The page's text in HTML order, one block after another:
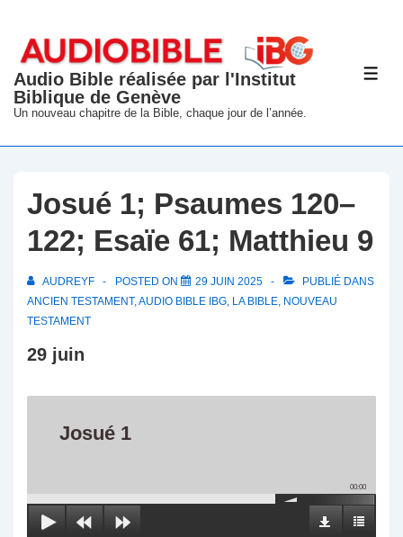
passer
contenu
principal
Audio Bible réalisée par l'Institut
Biblique de Genève
Un nouveau chapitre de la Bible, chaque jour de l’année.
Josué 1; Psaumes 120–
122; Esaïe 61; Matthieu 9
AUDREYF POSTED ON 29 JUIN 2025
PUBLIÉ DANS
ANCIEN TESTAMENT,AUDIO BIBLE IBG, LA BIBLE, NOUVEAU
TESTAMENT
29 juin
Josué 1
00:00